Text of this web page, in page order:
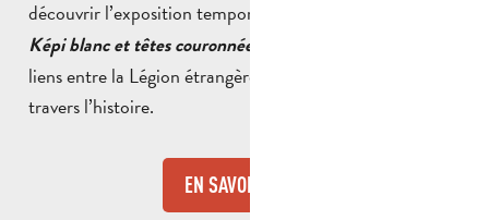
découvrir l’exposition temporaire
Képi blanc et têtes couronnées
liens entre la Légion étrangère et plusieurs souverains à
travers l’histoire.
EN SAVOIR PLUS